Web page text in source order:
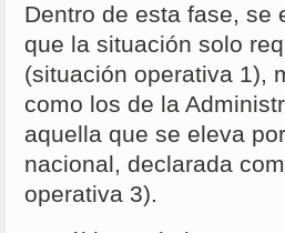
Dentro de esta fase, se
que la situación solo
(situación operativa 1),
como los de la
aquella que se eleva
nacional, declarada
operativa 3).